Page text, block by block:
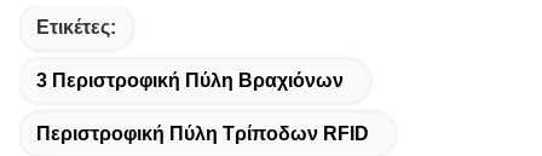
Ετικέτες:
3 Περιστροφική Πύλη Βραχιόνων
Περιστροφική Πύλη Τρίποδων RFID